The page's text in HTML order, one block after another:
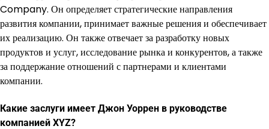
Company. Он определяет стратегические направления
развития компании, принимает важные решения и обеспечивает
их реализацию. Он также отвечает за разработку новых
продуктов и услуг, исследование рынка и конкурентов, а также
за поддержание отношений с партнерами и клиентами
компании.
Какие заслуги имеет Джон Уоррен в руководстве
компанией XYZ?